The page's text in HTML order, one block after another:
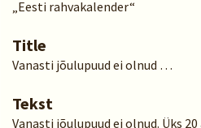
„Eesti rahvakalender“
Title
Vanasti jõulupuud ei olnud …
Tekst
Vanasti jõulupuud ei olnud. Üks